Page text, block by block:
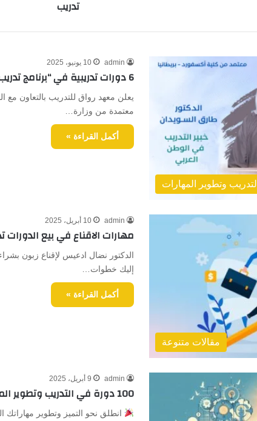
تدريب
التدريب وتطوير المهارات
admin 10 يونيو، 2025
6 دورات تدريبية في “برنامج تدريب المدربين” مع د. طارق السويدان
معتمدة من وزارة…
أكمل القراءة »
مقالات متنوعة
admin 10 أبريل، 2025
مهارات الاقناع في بيع الدورات
الدكتور نضال ادعيس لإقناع زبون
إليك خطوات…
أكمل القراءة »
admin 9 أبريل، 2025
100 دورة في التدريب وتطوير المهارات
انطلق نحو التميز وتطوير مهاراتك